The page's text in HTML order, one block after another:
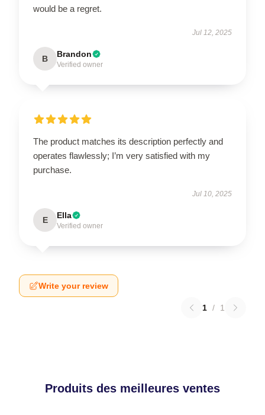
would be a regret.
Jul 12, 2025
B Brandon
Verified owner
The product matches its description perfectly and
operates flawlessly; I’m very satisfied with my
purchase.
Jul 10, 2025
E Ella
Verified owner
Write your review
1 / 1
Produits des meilleures ventes